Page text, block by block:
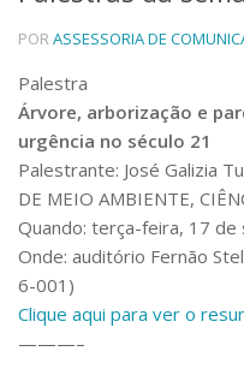
Pessoas
Ensino
Graduação
Pós-Graduação
Educação a distância
Cursos de Extensão
Pesquisa e Inovação
Linhas de Pesquisa
Centros, Núcleos e
Pós-doutorado
Iniciação Científica
PORASSESSORIA DE
Palestra
Árvore, arborização e
urgência no século 21
Palestrante: José Galizia
DE MEIO AMBIENTE,
Quando: terça-feira, 17
Onde: auditório Fernão
6-001)
Clique aqui para ver o
———–